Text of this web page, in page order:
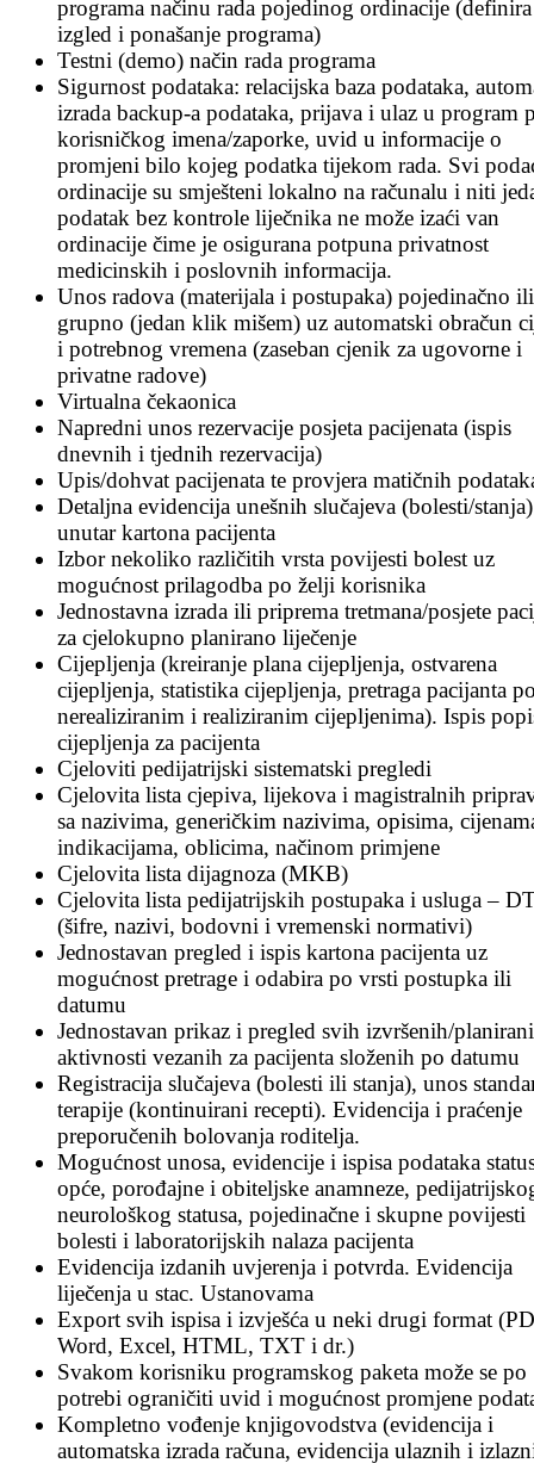
programa načinu rada pojedinog ordinacije (definira
izgled i ponašanje programa)
Testni (demo) način rada programa
Sigurnost podataka: relacijska baza podataka,
izrada backup-a podataka, prijava i ulaz u program
korisničkog imena/zaporke, uvid u informacije o
promjeni bilo kojeg podatka tijekom rada. Svi
ordinacije su smješteni lokalno na računalu i niti
podatak bez kontrole liječnika ne može izaći van
ordinacije čime je osigurana potpuna privatnost
medicinskih i poslovnih informacija.
Unos radova (materijala i postupaka) pojedinačno ili
grupno (jedan klik mišem) uz automatski obračun
i potrebnog vremena (zaseban cjenik za ugovorne i
privatne radove)
Virtualna čekaonica
Napredni unos rezervacije posjeta pacijenata (ispis
dnevnih i tjednih rezervacija)
Upis/dohvat pacijenata te provjera matičnih
Detaljna evidencija unešnih slučajeva (bolesti/stanja)
unutar kartona pacijenta
Izbor nekoliko različitih vrsta povijesti bolest uz
mogućnost prilagodba po želji korisnika
Jednostavna izrada ili priprema tretmana/posjete
za cjelokupno planirano liječenje
Cijepljenja (kreiranje plana cijepljenja, ostvarena
cijepljenja, statistika cijepljenja, pretraga pacijanta
nerealiziranim i realiziranim cijepljenima). Ispis
cijepljenja za pacijenta
Cjeloviti pedijatrijski sistematski pregledi
Cjelovita lista cjepiva, lijekova i magistralnih
sa nazivima, generičkim nazivima, opisima,
indikacijama, oblicima, načinom primjene
Cjelovita lista dijagnoza (MKB)
Cjelovita lista pedijatrijskih postupaka i usluga –
(šifre, nazivi, bodovni i vremenski normativi)
Jednostavan pregled i ispis kartona pacijenta uz
mogućnost pretrage i odabira po vrsti postupka ili
datumu
Jednostavan prikaz i pregled svih izvršenih/
aktivnosti vezanih za pacijenta složenih po datumu
Registracija slučajeva (bolesti ili stanja), unos
terapije (kontinuirani recepti). Evidencija i praćenje
preporučenih bolovanja roditelja.
Mogućnost unosa, evidencije i ispisa podataka
opće, porođajne i obiteljske anamneze,
neurološkog statusa, pojedinačne i skupne povijesti
bolesti i laboratorijskih nalaza pacijenta
Evidencija izdanih uvjerenja i potvrda. Evidencija
liječenja u stac. Ustanovama
Export svih ispisa i izvješća u neki drugi format
Word, Excel, HTML, TXT i dr.)
Svakom korisniku programskog paketa može se po
potrebi ograničiti uvid i mogućnost promjene
Kompletno vođenje knjigovodstva (evidencija i
automatska izrada računa, evidencija ulaznih i